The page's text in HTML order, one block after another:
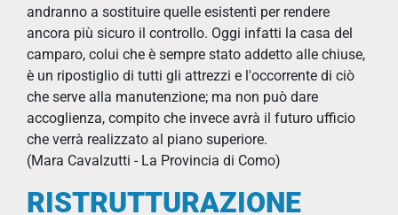
andranno a sostituire quelle esistenti per rendere
ancora più sicuro il controllo. Oggi infatti la casa del
camparo, colui che è sempre stato addetto alle chiuse,
è un ripostiglio di tutti gli attrezzi e l'occorrente di ciò
che serve alla manutenzione; ma non può dare
accoglienza, compito che invece avrà il futuro ufficio
che verrà realizzato al piano superiore.
(Mara Cavalzutti - La Provincia di Como)
RISTRUTTURAZIONE